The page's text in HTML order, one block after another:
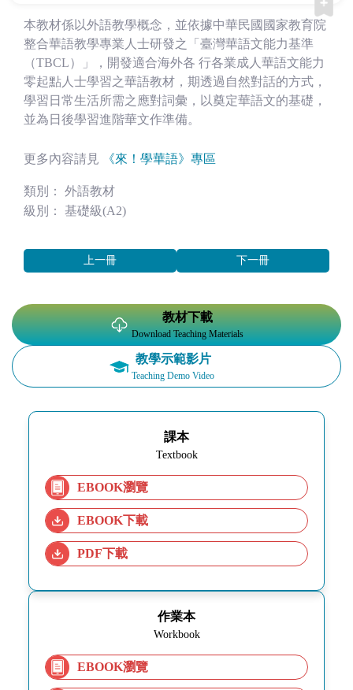
本教材係以外語教學概念，並依據中華民國國家教育院
整合華語教學專業人士研發之「臺灣華語文能力基準
（TBCL）」，開發適合海外各 行各業成人華語文能力
零起點人士學習之華語教材，期透過自然對話的方式，
學習日常生活所需之應對詞彙，以奠定華語文的基礎，
並為日後學習進階華文作準備。
更多內容請見 《來！學華語》專區
類別： 外語教材
級別： 基礎級(A2)
上一冊 下一冊
教材下載
Download Teaching Materials
教學示範影片
Teaching Demo Video
課本
Textbook
EBOOK瀏覽
EBOOK下載
PDF下載
作業本
Workbook
EBOOK瀏覽